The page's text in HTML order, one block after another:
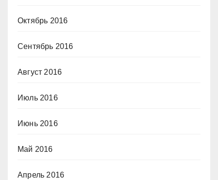
Октябрь 2016
Сентябрь 2016
Август 2016
Июль 2016
Июнь 2016
Май 2016
Апрель 2016